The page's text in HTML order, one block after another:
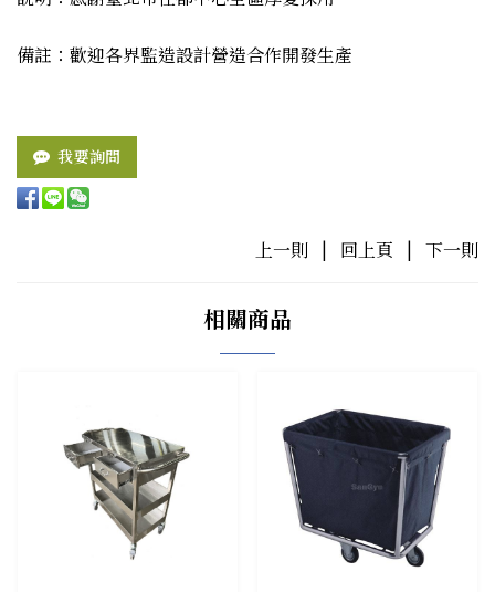
備註：歡迎各界監造設計營造合作開發生產
我要詢問
上一則 | 回上頁 | 下一則
相關商品